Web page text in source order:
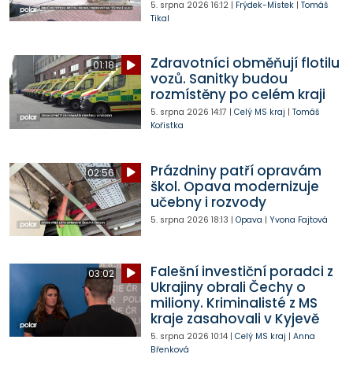
5. srpna 2026 16:12| Frýdek-Místek| Tomáš
Tikal
01:18
Zdravotníci obměňují flotilu
vozů. Sanitky budou
rozmístěny po celém kraji
5. srpna 2026 14:17 | Celý MS kraj | Tomáš
Kořistka
02:56
Prázdniny patří opravám
škol. Opava modernizuje
učebny i rozvody
5. srpna 2026 18:13 | Opava | Yvona Fajtová
03:02
Falešní investiční poradci z
Ukrajiny obrali Čechy o
miliony. Kriminalisté z MS
kraje zasahovali v Kyjevě
5. srpna 2026 10:14| Celý MS kraj | Anna
Břenková